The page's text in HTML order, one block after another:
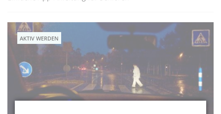
AKTIV WERDEN